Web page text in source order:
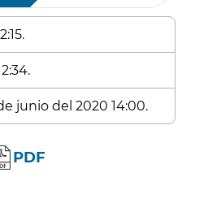
junio del 2020 14:00.
PDF